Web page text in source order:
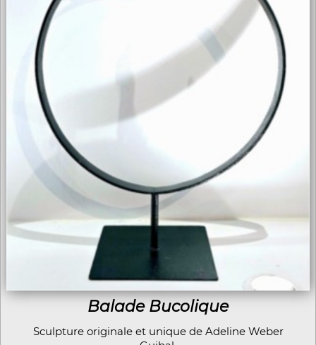
Balade Bucolique
Sculpture originale et unique de Adeline Weber